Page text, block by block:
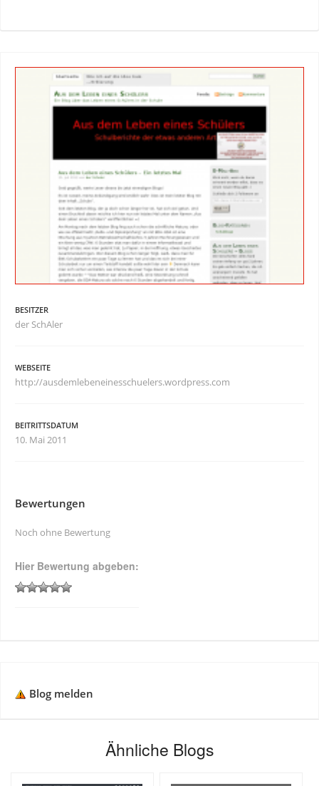
BESITZER
der SchAler
WEBSEITE
http://ausdemlebeneinesschuelers.wordpress.com
BEITRITTSDATUM
10. Mai 2011
Bewertungen
Noch ohne Bewertung
Hier Bewertung abgeben:
Blog melden
Ähnliche Blogs